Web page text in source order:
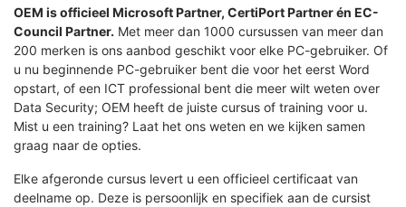
OEM is officieel Microsoft Partner, CertiPort Partner én EC-
Council Partner. Met meer dan 1000 cursussen van meer dan
200 merken is ons aanbod geschikt voor elke PC-gebruiker. Of
u nu beginnende PC-gebruiker bent die voor het eerst Word
opstart, of een ICT professional bent die meer wilt weten over
Data Security; OEM heeft de juiste cursus of training voor u.
Mist u een training? Laat het ons weten en we kijken samen
graag naar de opties.
Elke afgeronde cursus levert u een officieel certificaat van
deelname op. Deze is persoonlijk en specifiek aan de cursist